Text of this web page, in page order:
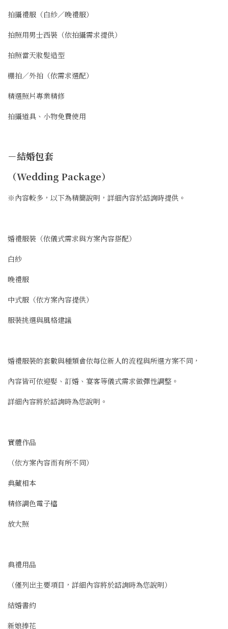
拍攝禮服（白紗／晚禮服）
拍照用男士西裝（依拍攝需求提供）
拍照當天妝髮造型
棚拍／外拍（依需求選配）
精選照片專業精修
拍攝道具、小物免費使用
－結婚包套
（Wedding Package）
※內容較多，以下為精簡說明，詳細內容於諮詢時提供。
婚禮服裝（依儀式需求與方案內容搭配）
白紗
晚禮服
中式服（依方案內容提供）
服裝挑選與風格建議
婚禮服裝的套數與種類會依每位新人的流程與所選方案不同，
內容皆可依迎娶、訂婚、宴客等儀式需求做彈性調整。
詳細內容將於諮詢時為您說明。
實體作品
（依方案內容而有所不同）
典藏相本
精修調色電子檔
放大照
典禮用品
（僅列出主要項目，詳細內容將於諮詢時為您說明）
結婚書約
新娘捧花